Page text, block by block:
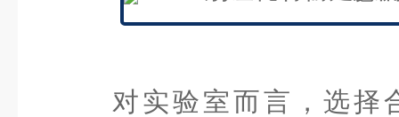
对实验室而言，选择